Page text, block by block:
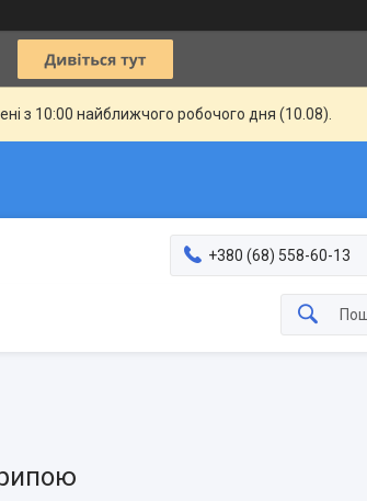
з 10:00 найближчого робочого дня (10.08).
+380 (68) 558-60-13